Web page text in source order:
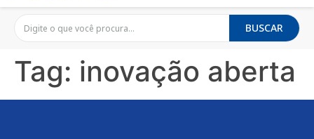
BUSCAR
Tag: inovação aberta